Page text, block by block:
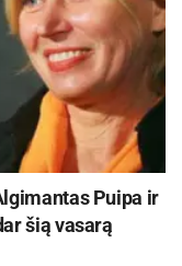
Puipa ir
šią vasarą